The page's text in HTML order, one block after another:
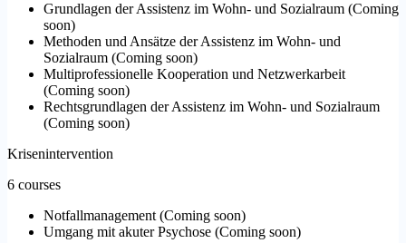
Grundlagen der Assistenz im Wohn- und Sozialraum (Coming
soon)
Methoden und Ansätze der Assistenz im Wohn- und
Sozialraum (Coming soon)
Multiprofessionelle Kooperation und Netzwerkarbeit
(Coming soon)
Rechtsgrundlagen der Assistenz im Wohn- und Sozialraum
(Coming soon)
Krisenintervention
6 courses
Notfallmanagement (Coming soon)
Umgang mit akuter Psychose (Coming soon)